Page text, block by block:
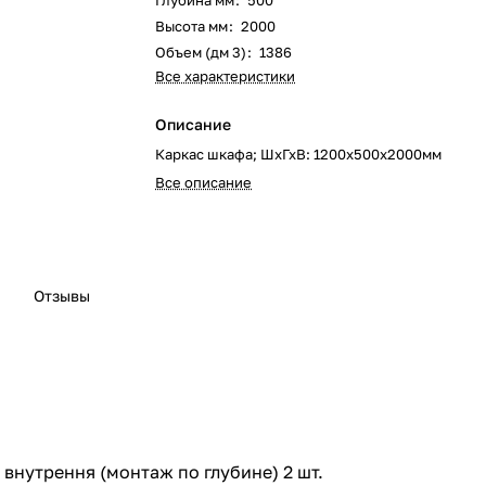
Высота мм: 2000
Объем (дм 3): 1386
Все характеристики
Описание
Каркас шкафа; ШхГхВ: 1200x500х2000мм
Все описание
Отзывы
(монтаж по глубине) 2 шт.